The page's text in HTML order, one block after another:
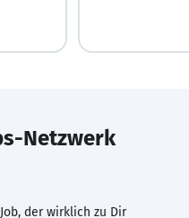
Netzwerk
der wirklich zu Dir